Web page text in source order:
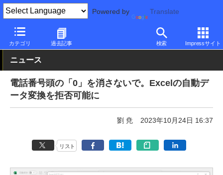
Powered by Translate
カテゴリ 過去記事 検索 Impressサイト
PC Watch ソフトウェア/アプリ 他ソフト/アプリ 新機能
ニュース
電話番号頭の「0」を消さないで。Excelの自動デ
ータ変換を拒否可能に
劉 尭 2023年10月24日 16:37
リスト